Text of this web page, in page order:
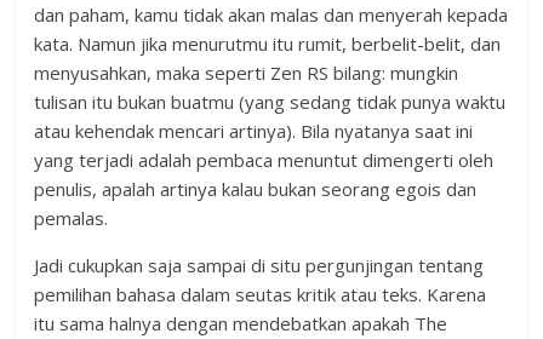
dan paham, kamu tidak akan malas dan menyerah kepada
kata. Namun jika menurutmu itu rumit, berbelit-belit, dan
menyusahkan, maka seperti Zen RS bilang: mungkin
tulisan itu bukan buatmu (yang sedang tidak punya waktu
atau kehendak mencari artinya). Bila nyatanya saat ini
yang terjadi adalah pembaca menuntut dimengerti oleh
penulis, apalah artinya kalau bukan seorang egois dan
pemalas.
Jadi cukupkan saja sampai di situ pergunjingan tentang
pemilihan bahasa dalam seutas kritik atau teks. Karena
itu sama halnya dengan mendebatkan apakah The